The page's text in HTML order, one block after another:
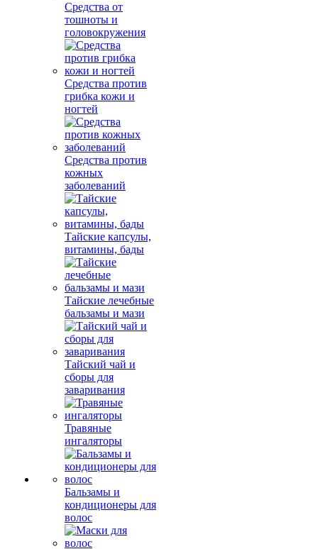
Средства от
тошноты и
головокружения
Средства против
грибка кожи и
ногтей
Средства против
кожных
заболеваний
Тайские капсулы,
витамины, бады
Тайские лечебные
бальзамы и мази
Тайский чай и
сборы для
заваривания
Травяные
ингаляторы
Бальзамы и
кондиционеры для
волос